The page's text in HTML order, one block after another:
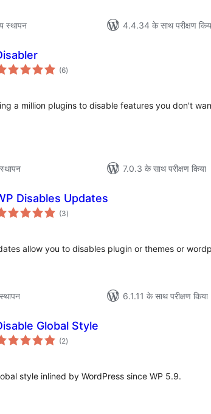
स्थापन
4.4.34 के साथ परीक्षण
(6कुल
दर)
a million plugins to disable features you don't
7.0.3 के साथ परीक्षण किया
Disables Updates
(3कुल
दर)
allow you to disables plugin or themes or
6.1.11 के साथ परीक्षण किया
Global Style
(2कुल
दर)
style inlined by WordPress since WP 5.9.